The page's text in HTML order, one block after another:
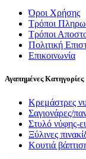
Όροι Χρήσης
Τρόποι
Τρόποι
Πολιτική
Επικοινωνία
Αγαπημένες Κατηγορίες
Κρεμάστρες
Σαγιονάρες/
Στυλό νύφης-
Ξύλινες
Κουτιά